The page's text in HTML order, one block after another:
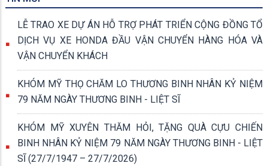
LỄ TRAO XE DỰ ÁN HỖ TRỢ PHÁT TRIỂN CỘNG ĐỒNG TỔ
DỊCH VỤ XE HONDA ĐẦU VẬN CHUYỂN HÀNG HÓA VÀ
VẬN CHUYỂN KHÁCH
KHÓM MỸ THỌ CHĂM LO THƯƠNG BINH NHÂN KỶ NIỆM
79 NĂM NGÀY THƯƠNG BINH - LIỆT SĨ
KHÓM MỸ XUYÊN THĂM HỎI, TẶNG QUÀ CỰU CHIẾN
BINH NHÂN KỶ NIỆM 79 NĂM NGÀY THƯƠNG BINH - LIỆT
SĨ (27/7/1947 – 27/7/2026)